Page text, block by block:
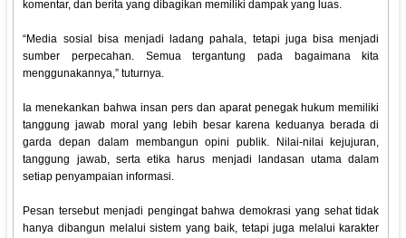
komentar, dan berita yang dibagikan memiliki dampak yang luas.
“Media sosial bisa menjadi ladang pahala, tetapi juga bisa menjadi
sumber perpecahan. Semua tergantung pada bagaimana kita
menggunakannya,” tuturnya.
Ia menekankan bahwa insan pers dan aparat penegak hukum memiliki
tanggung jawab moral yang lebih besar karena keduanya berada di
garda depan dalam membangun opini publik. Nilai-nilai kejujuran,
tanggung jawab, serta etika harus menjadi landasan utama dalam
setiap penyampaian informasi.
Pesan tersebut menjadi pengingat bahwa demokrasi yang sehat tidak
hanya dibangun melalui sistem yang baik, tetapi juga melalui karakter